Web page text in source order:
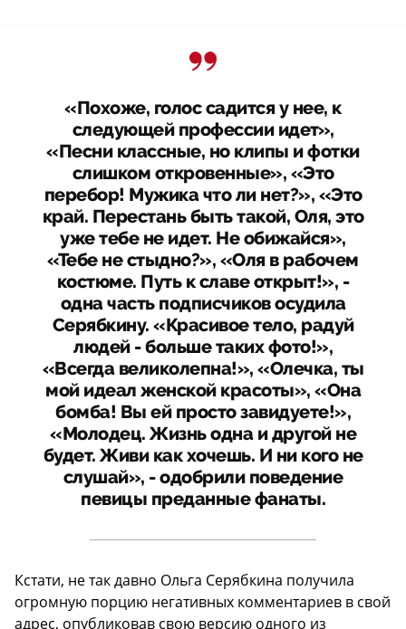
«Похоже, голос садится у нее, к
следующей профессии идет»,
«Песни классные, но клипы и фотки
слишком откровенные», «Это
перебор! Мужика что ли нет?», «Это
край. Перестань быть такой, Оля, это
уже тебе не идет. Не обижайся»,
«Тебе не стыдно?», «Оля в рабочем
костюме. Путь к славе открыт!», -
одна часть подписчиков осудила
Серябкину. «Красивое тело, радуй
людей - больше таких фото!»,
«Всегда великолепна!», «Олечка, ты
мой идеал женской красоты», «Она
бомба! Вы ей просто завидуете!»,
«Молодец. Жизнь одна и другой не
будет. Живи как хочешь. И ни кого не
слушай», - одобрили поведение
певицы преданные фанаты.
Кстати, не так давно Ольга Серябкина получила
огромную порцию негативных комментариев в свой
адрес, опубликовав свою версию одного из